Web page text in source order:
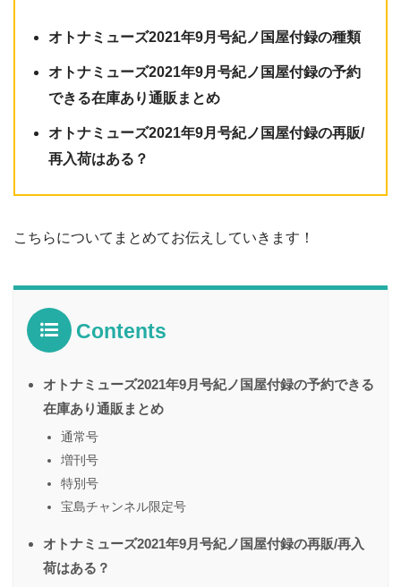
オトナミューズ2021年9月号紀ノ国屋付録の種類
オトナミューズ2021年9月号紀ノ国屋付録の予約
できる在庫あり通販まとめ
オトナミューズ2021年9月号紀ノ国屋付録の再販/
再入荷はある？
こちらについてまとめてお伝えしていきます！
Contents
オトナミューズ2021年9月号紀ノ国屋付録の予約できる
在庫あり通販まとめ
通常号
増刊号
特別号
宝島チャンネル限定号
オトナミューズ2021年9月号紀ノ国屋付録の再販/再入
荷はある？